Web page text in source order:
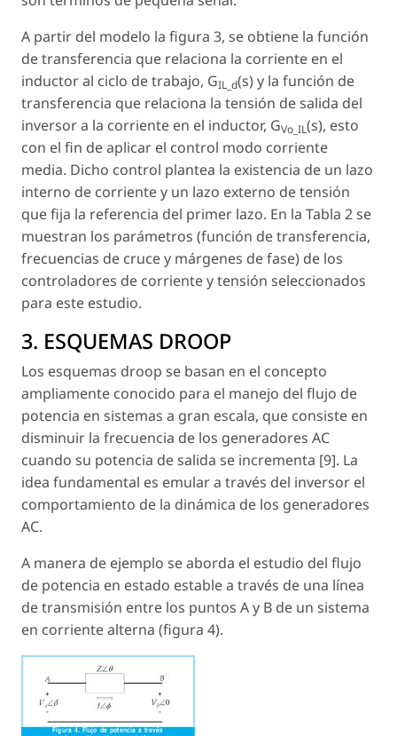
A partir del modelo la figura 3, se obtiene la función
de transferencia que relaciona la corriente en el
inductor al ciclo de trabajo, GIL_d(s) y la función de
transferencia que relaciona la tensión de salida del
inversor a la corriente en el inductor, GVo_IL(s), esto
con el fin de aplicar el control modo corriente
media. Dicho control plantea la existencia de un lazo
interno de corriente y un lazo externo de tensión
que fija la referencia del primer lazo. En la Tabla 2 se
muestran los parámetros (función de transferencia,
frecuencias de cruce y márgenes de fase) de los
controladores de corriente y tensión seleccionados
para este estudio.
3. ESQUEMAS DROOP
Los esquemas droop se basan en el concepto
ampliamente conocido para el manejo del flujo de
potencia en sistemas a gran escala, que consiste en
disminuir la frecuencia de los generadores AC
cuando su potencia de salida se incrementa [9]. La
idea fundamental es emular a través del inversor el
comportamiento de la dinámica de los generadores
AC.
A manera de ejemplo se aborda el estudio del flujo
de potencia en estado estable a través de una línea
de transmisión entre los puntos A y B de un sistema
en corriente alterna (figura 4).